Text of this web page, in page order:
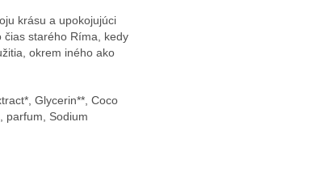
krásu a upokojujúci
čias starého Ríma, kedy
okrem iného ako
Glycerin**, Coco
parfum, Sodium